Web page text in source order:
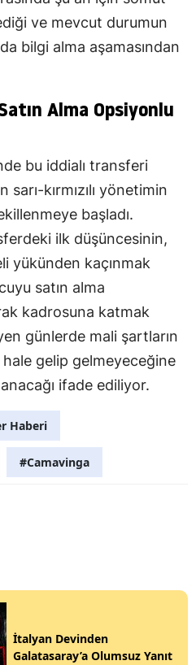
ve mevcut durumun
bilgi alma aşamasından
Alma Opsiyonlu
bu iddialı transferi
kırmızılı yönetimin
başladı.
ilk düşüncesinin,
yükünden kaçınmak
satın alma
kadrosuna katmak
günlerde mali şartların
gelip gelmeyeceğine
ifade ediliyor.
Haberi
#Camavinga
İtalyan Devinden
Galatasaray’a Olumsuz Yanıt